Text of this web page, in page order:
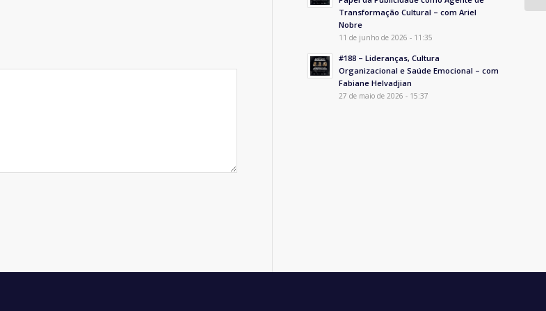
Transformação Cultural – com Ariel
Nobre
11 de junho de 2026 - 11:35
#188 – Lideranças, Cultura
Organizacional e Saúde Emocional – com
Fabiane Helvadjian
27 de maio de 2026 - 15:37